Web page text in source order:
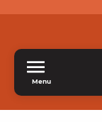
Menu